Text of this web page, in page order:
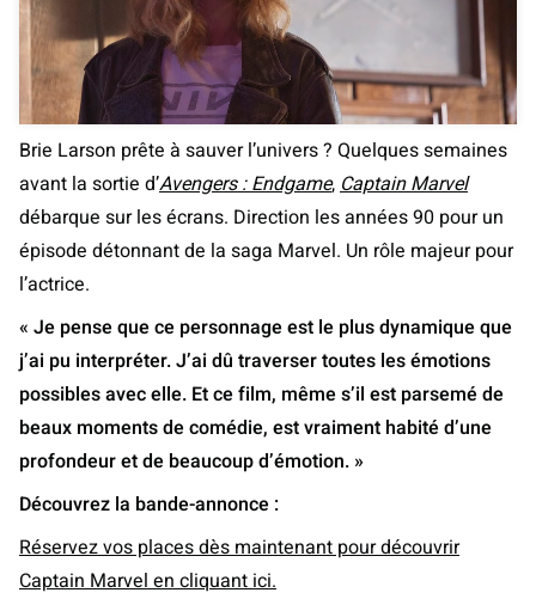
Brie Larson prête à sauver l’univers ? Quelques semaines
avant la sortie d’Avengers : Endgame,Captain Marvel
débarque sur les écrans. Direction les années 90 pour un
épisode détonnant de la saga Marvel. Un rôle majeur pour
l’actrice.
« Je pense que ce personnage est le plus dynamique que
j’ai pu interpréter. J’ai dû traverser toutes les émotions
possibles avec elle. Et ce film, même s’il est parsemé de
beaux moments de comédie, est vraiment habité d’une
profondeur et de beaucoup d’émotion. »
Découvrez la bande-annonce :
Réservez vos places dès maintenant pour découvrir
Captain Marvel en cliquant ici.